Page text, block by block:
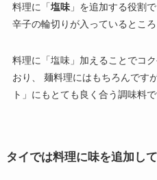
料理に「塩味」を追加する役割
辛子の輪切りが入っているところ
料理に「塩味」加えることでコ
おり、 麺料理にはもちろんです
ト」にもとても良く合う調味料で
タイでは料理に味を追加し